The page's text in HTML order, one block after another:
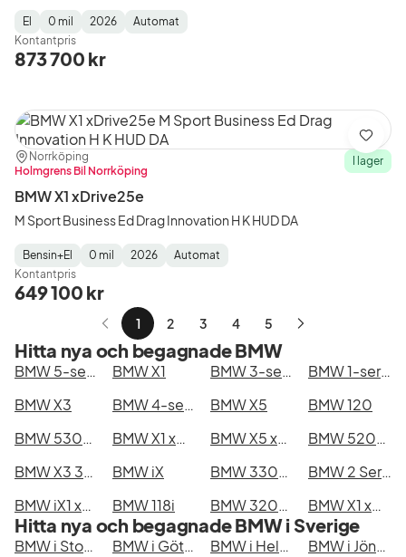
Fuel
Type:
El
Mätarställning:
0 mil
Model
Year:
2026
Gearbox
Type:
Automat
Kontantpris
873 700 kr
Plats:
Norrköping
Återförsäljare:
Holmgrens Bil Norrköping
I lager
BMW X1 xDrive25e
M Sport Business Ed Drag Innovation H K HUD DA
Fuel
Type:
Bensin+El
Mätarställning:
0 mil
Model
Year:
2026
Gearbox
Type:
Automat
Kontantpris
649 100 kr
Spara
1 2 3 4 5
Nästa
Hitta nya och begagnade BMW
BMW 5-serie BMW X1 BMW 3-serie
BMW 1-serie
BMW X3
BMW 4-serie BMW X5
BMW 120
BMW 530e xDrive Touring
BMW X1 xDrive25e BMW X5 xDrive50e
BMW 520d xDrive Touring
BMW X3 30e xDrive
BMW iX BMW 330e xDrive Touring
BMW 2 Series Active/Gran Tourer/Gran Coupé
BMW iX1 xDrive30
BMW 118i BMW 320d xDrive Touring BMW X1 xDrive20d
Hitta nya och begagnade BMW i Sverige
BMW i Stockholm BMW i Göteborg BMW i Helsingborg
BMW i Jönköping